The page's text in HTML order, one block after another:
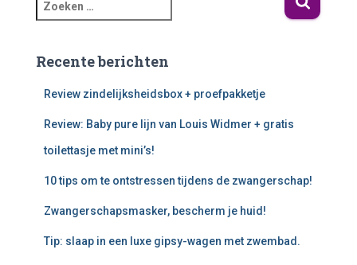
Recente berichten
Review zindelijksheidsbox + proefpakketje
Review: Baby pure lijn van Louis Widmer + gratis
toilettasje met mini’s!
10 tips om te ontstressen tijdens de zwangerschap!
Zwangerschapsmasker, bescherm je huid!
Tip: slaap in een luxe gipsy-wagen met zwembad.